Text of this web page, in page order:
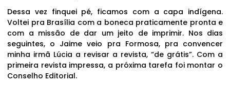
Dessa vez finquei pé, ficamos com a capa indígena.
Voltei pra Brasília com a boneca praticamente pronta e
com a missão de dar um jeito de imprimir. Nos dias
seguintes, o Jaime veio pra Formosa, pra convencer
minha irmã Lúcia a revisar a revista, “de grátis”. Com a
primeira revista impressa, a próxima tarefa foi montar o
Conselho Editorial.